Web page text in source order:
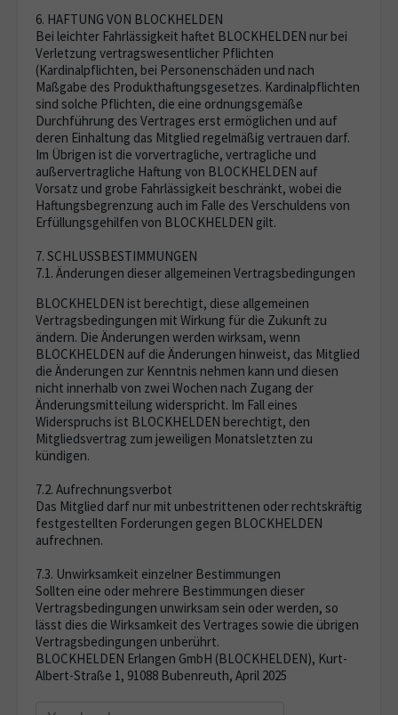
6. HAFTUNG VON BLOCKHELDEN
Bei leichter Fahrlässigkeit haftet BLOCKHELDEN nur bei
Verletzung vertragswesentlicher Pflichten
(Kardinalpflichten, bei Personenschäden und nach
Maßgabe des Produkthaftungsgesetzes. Kardinalpflichten
sind solche Pflichten, die eine ordnungsgemäße
Durchführung des Vertrages erst ermöglichen und auf
deren Einhaltung das Mitglied regelmäßig vertrauen darf.
Im Übrigen ist die vorvertragliche, vertragliche und
außervertragliche Haftung von BLOCKHELDEN auf
Vorsatz und grobe Fahrlässigkeit beschränkt, wobei die
Haftungsbegrenzung auch im Falle des Verschuldens von
Erfüllungsgehilfen von BLOCKHELDEN gilt.
7. SCHLUSSBESTIMMUNGEN
7.1. Änderungen dieser allgemeinen Vertragsbedingungen
BLOCKHELDEN ist berechtigt, diese allgemeinen
Vertragsbedingungen mit Wirkung für die Zukunft zu
ändern. Die Änderungen werden wirksam, wenn
BLOCKHELDEN auf die Änderungen hinweist, das Mitglied
die Änderungen zur Kenntnis nehmen kann und diesen
nicht innerhalb von zwei Wochen nach Zugang der
Änderungsmitteilung widerspricht. Im Fall eines
Widerspruchs ist BLOCKHELDEN berechtigt, den
Mitgliedsvertrag zum jeweiligen Monatsletzten zu
kündigen.
7.2. Aufrechnungsverbot
Das Mitglied darf nur mit unbestrittenen oder rechtskräftig
festgestellten Forderungen gegen BLOCKHELDEN
aufrechnen.
7.3. Unwirksamkeit einzelner Bestimmungen
Sollten eine oder mehrere Bestimmungen dieser
Vertragsbedingungen unwirksam sein oder werden, so
lässt dies die Wirksamkeit des Vertrages sowie die übrigen
Vertragsbedingungen unberührt.
BLOCKHELDEN Erlangen GmbH (BLOCKHELDEN), Kurt-
Albert-Straße 1, 91088 Bubenreuth, April 2025